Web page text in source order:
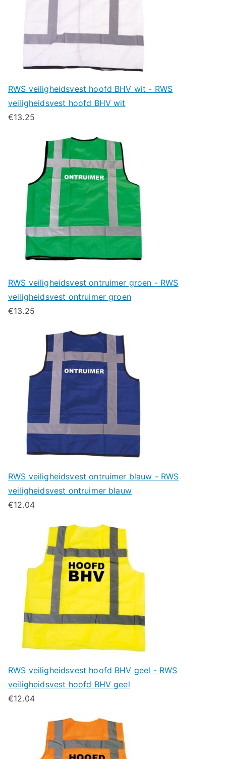
RWS veiligheidsvest hoofd BHV wit - RWS
veiligheidsvest hoofd BHV wit
€13.25
RWS veiligheidsvest ontruimer groen - RWS
veiligheidsvest ontruimer groen
€13.25
RWS veiligheidsvest ontruimer blauw - RWS
veiligheidsvest ontruimer blauw
€12.04
RWS veiligheidsvest hoofd BHV geel - RWS
veiligheidsvest hoofd BHV geel
€12.04